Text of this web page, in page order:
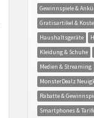
Gewinnspiele &
Gratisartikel &
Haushaltsgeräte
Kleidung & Schuhe
Medien & Streaming
MonsterDealz
Rabatte &
Smartphones &